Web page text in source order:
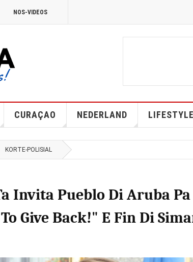
NOS-VIDEOS
CURAÇAO NEDERLAND LIFESTYLE
KORTE-POLISIAL
Invita Pueblo Di Aruba Pa
Give Back!" E Fin Di